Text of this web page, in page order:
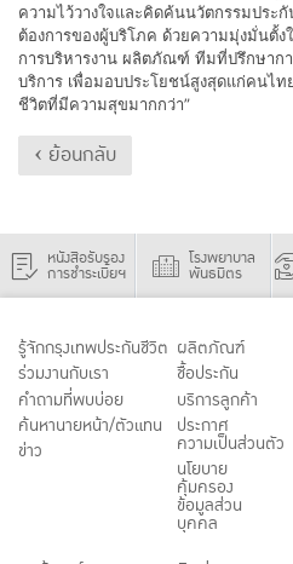
ความไว้วางใจและคิดค้นนวัตกรรมประ
ต้องการของผู้บริโภค ด้วยความมุ่งมั่นตั้
การบริหารงาน ผลิตภัณฑ์ ทีมที่ปรึกษาก
บริการ เพื่อมอบประโยชน์สูงสุดแก่คนไ
ชีวิตที่มีความสุขมากกว่า”
‹ ย้อนกลับ
หนังสือรับรอง
การชำระเบี้ยฯ
โรงพยาบาล
พันธมิตร
รู้จักกรุงเทพประกันชีวิต
ร่วมงานกับเรา
คำถามที่พบบ่อย
ค้นหานายหน้า/ตัวแทน
ข่าว
ผลิตภัณฑ์
ชื้อประกัน
บริการลูกค้า
ประกาศ
ความเป็นส่วนตัว
นโยบาย
คุ้มครอง
ข้อมูลส่วน
บุคคล